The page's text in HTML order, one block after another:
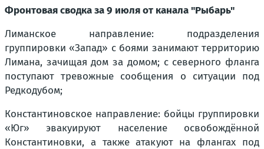
Фронтовая сводка за 9 июля от канала "Рыбарь"
Лиманское направление: подразделения
группировки «Запад» с боями занимают территорию
Лимана, зачищая дом за домом; с северного фланга
поступают тревожные сообщения о ситуации под
Редкодубом;
Константиновское направление: бойцы группировки
«Юг» эвакуируют население освобождённой
Константиновки, а также атакуют на флангах под